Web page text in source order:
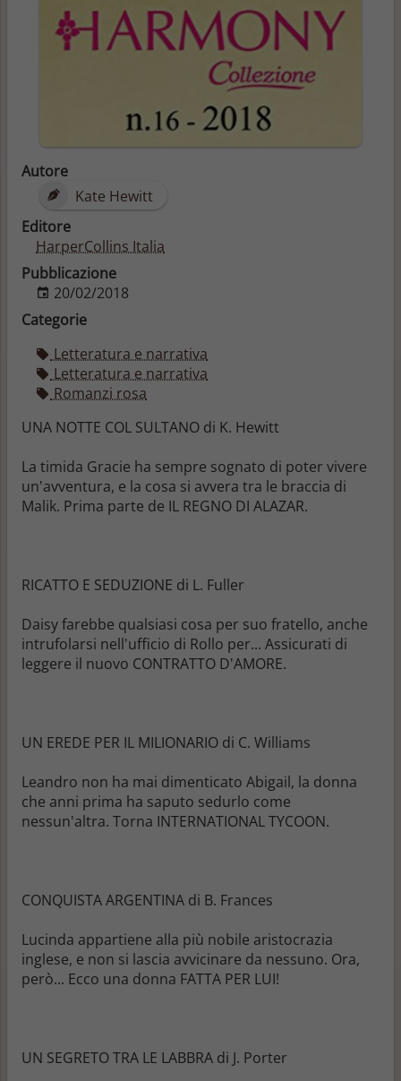
Autore
Kate Hewitt
Editore
HarperCollins Italia
Pubblicazione
20/02/2018
Categorie
Letteratura e narrativa
Letteratura e narrativa
Romanzi rosa
UNA NOTTE COL SULTANO di K. Hewitt
La timida Gracie ha sempre sognato di poter vivere
un'avventura, e la cosa si avvera tra le braccia di
Malik. Prima parte de IL REGNO DI ALAZAR.
RICATTO E SEDUZIONE di L. Fuller
Daisy farebbe qualsiasi cosa per suo fratello, anche
intrufolarsi nell'ufficio di Rollo per... Assicurati di
leggere il nuovo CONTRATTO D'AMORE.
UN EREDE PER IL MILIONARIO di C. Williams
Leandro non ha mai dimenticato Abigail, la donna
che anni prima ha saputo sedurlo come
nessun'altra. Torna INTERNATIONAL TYCOON.
CONQUISTA ARGENTINA di B. Frances
Lucinda appartiene alla più nobile aristocrazia
inglese, e non si lascia avvicinare da nessuno. Ora,
però... Ecco una donna FATTA PER LUI!
UN SEGRETO TRA LE LABBRA di J. Porter